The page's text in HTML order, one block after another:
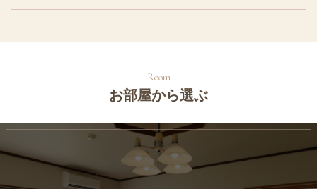
お部屋から選ぶ